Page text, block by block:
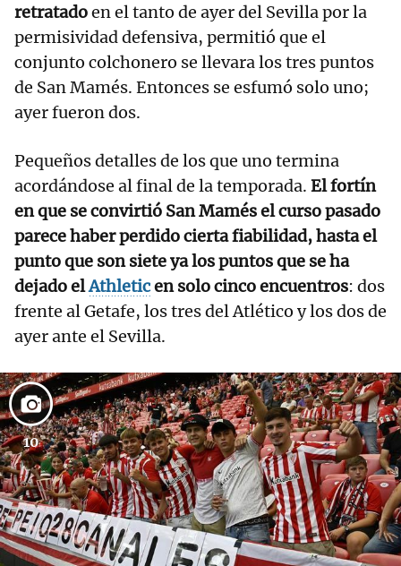
retratadoen el tanto de ayer del Sevilla por la
permisividad defensiva, permitió que el
conjunto colchonero se llevara los tres puntos
de San Mamés. Entonces se esfumó solo uno;
ayer fueron dos.
Pequeños detalles de los que uno termina
acordándose al final de la temporada. El fortín
en que se convirtió San Mamés el curso pasado
parece haber perdido cierta fiabilidad, hasta el
punto que son siete ya los puntos que se ha
dejado elAthleticen solo cinco encuentros: dos
frente al Getafe, los tres del Atlético y los dos de
ayer ante el Sevilla.
10